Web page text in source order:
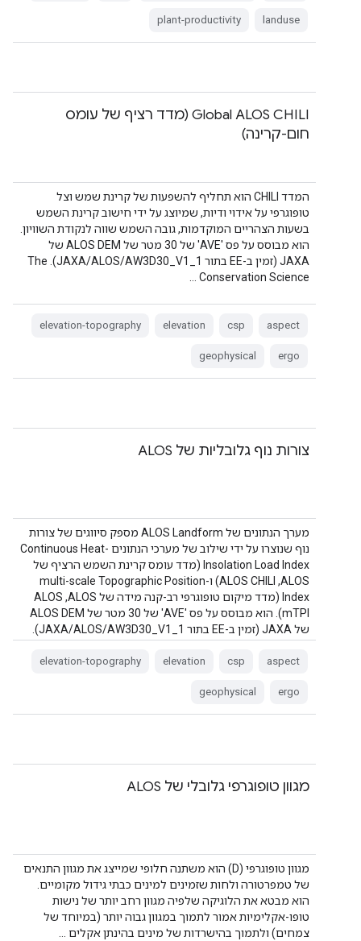
landuse
plant-productivity
‫Global ALOS CHILI (מדד רציף של עומס
חום-קרינה)
המדד CHILI הוא תחליף להשפעות של קרינת שמש וצל
טופוגרפי על אידוי ודיות, שמיוצג על ידי חישוב קרינת השמש
בשעות הצהריים המוקדמות, גובה השמש שווה לנקודת השוויון.
הוא מבוסס על פס 'AVE' של 30 מטר של ALOS DEM של
JAXA (זמין ב-EE בתור JAXA/ALOS/AW3D30_V1_1). The
Conservation Science …
aspect
csp
elevation
elevation-topography
ergo
geophysical
צורות נוף גלובליות של ALOS
מערך הנתונים של ALOS Landform מספק סיווגים של צורות
נוף שנוצרו על ידי שילוב של מערכי הנתונים Continuous Heat-
Insolation Load Index (מדד עומס קרינת השמש הרציף של
ALOS‏, ALOS CHILI) ו-multi-scale Topographic Position
Index (מדד מיקום טופוגרפי רב-קנה מידה של ALOS‏, ALOS
mTPI). הוא מבוסס על פס 'AVE' של 30 מטר של ALOS DEM
של JAXA (זמין ב-EE בתור JAXA/ALOS/AW3D30_V1_1).
aspect
csp
elevation
elevation-topography
ergo
geophysical
מגוון טופוגרפי גלובלי של ALOS
מגוון טופוגרפי (D) הוא משתנה חלופי שמייצג את מגוון התנאים
של טמפרטורה ולחות שזמינים למינים כבתי גידול מקומיים.
הוא מבטא את הלוגיקה שלפיה מגוון רחב יותר של נישות
טופו-אקלימיות אמור לתמוך במגוון גבוה יותר (במיוחד של
צמחים) ולתמוך בהישרדות של מינים בהינתן אקלים …